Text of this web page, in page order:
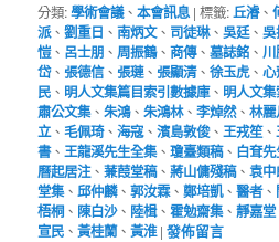
分類:學術會議、本會訊息 |標籤:丘濬、
派、劉重日 、南炳文、 司徒琳、吳廷、吳
愷、 呂士朋 、 周振鶴、商傳、墓誌銘 、 川
岱、張德信、張璉、張顯清、徐玉虎、心
民 、 明人文集篇目索引數據庫、 明人文
肅公文集、朱鴻、朱鴻林、李焯然、林麗
立、毛佩琦、海寇、濱島敦俊、王戎笙、
書、王龍溪先生全集、瓊臺類稿、 白耷
曆起居注、蒹葭堂稿、蔣山傭殘稿、袁
堂集、邱仲麟、郭汝霖、鄭培凱、醫者、
梧桐 、 陳白沙、 陸楫、霍勉齋集、靜嘉堂
宣民 、黃桂蘭、黃淮 |發佈留言